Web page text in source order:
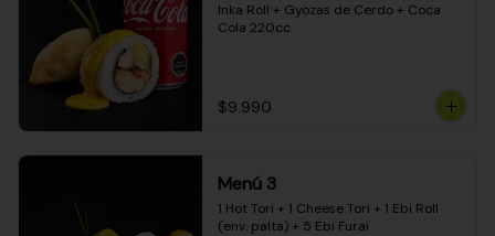
Inka Roll + Gyozas de Cerdo + Coca
Cola 220cc
$9.990
Menú 3
1 Hot Tori + 1 Cheese Tori + 1 Ebi Roll
(env. palta) + 5 Ebi Furai